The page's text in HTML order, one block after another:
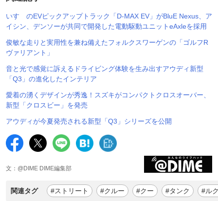
いすゞのEVピックアップトラック「D-MAX EV」がBluE Nexus、ア
イシン、デンソーが共同で開発した電動駆動ユニットeAxleを採用
俊敏な走りと実用性を兼ね備えたフォルクスワーゲンの「ゴルフR
ヴァリアント」
音と光で感覚に訴えるドライビング体験を生み出すアウディ新型
「Q3」の進化したインテリア
愛着の湧くデザインが秀逸！スズキがコンパクトクロスオーバー、
新型「クロスビー」を発売
アウディが今夏発売される新型「Q3」シリーズを公開
文：@DIME DIME編集部
関連タグ #ストリート #クルー #クー #タンク #ル